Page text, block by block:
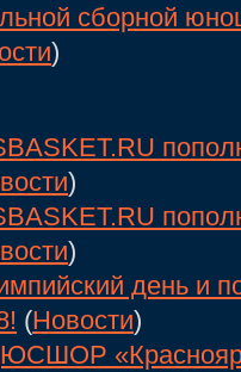
сборной
)
)
)
день и
(Новости)